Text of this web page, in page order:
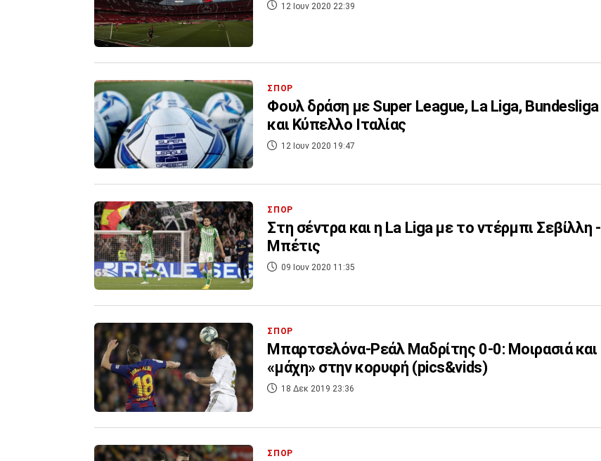
12 Ιουν 2020 22:39
ΣΠΟΡ
Φουλ δράση με Super League, La Liga, Bundesliga
και Κύπελλο Ιταλίας
12 Ιουν 2020 19:47
ΣΠΟΡ
Στη σέντρα και η La Liga με το ντέρμπι Σεβίλλη -
Μπέτις
09 Ιουν 2020 11:35
ΣΠΟΡ
Μπαρτσελόνα-Ρεάλ Μαδρίτης 0-0: Μοιρασιά και
«μάχη» στην κορυφή (pics&vids)
18 Δεκ 2019 23:36
ΣΠΟΡ